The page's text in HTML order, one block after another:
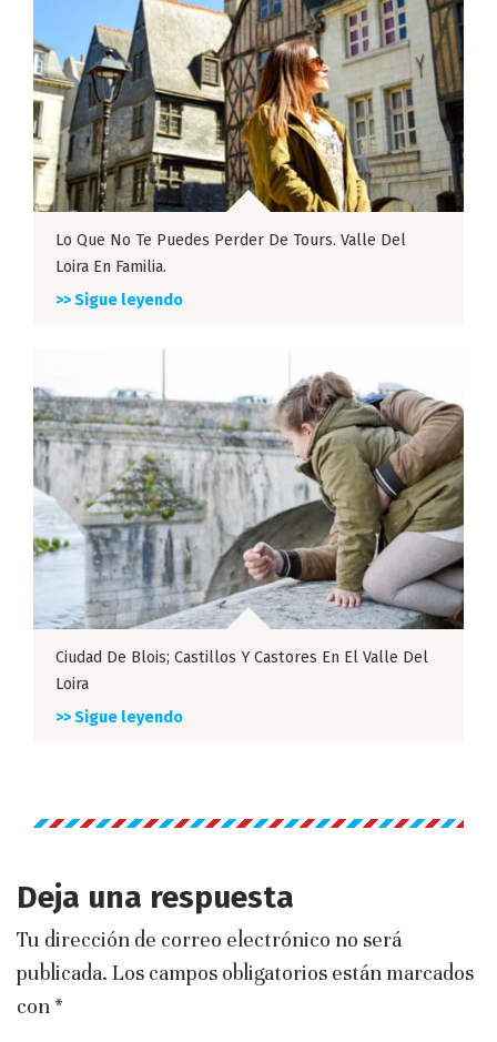
Lo Que No Te Puedes Perder De Tours. Valle Del
Loira En Familia.
>> Sigue leyendo
Ciudad De Blois; Castillos Y Castores En El Valle Del
Loira
>> Sigue leyendo
Deja una respuesta
Tu dirección de correo electrónico no será
publicada. Los campos obligatorios están marcados
con *